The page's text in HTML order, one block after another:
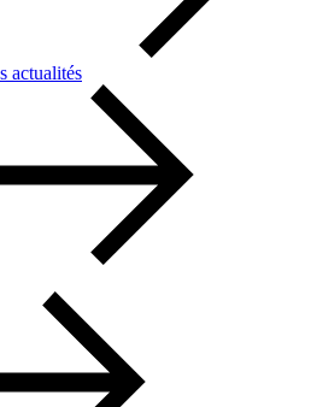
actualités